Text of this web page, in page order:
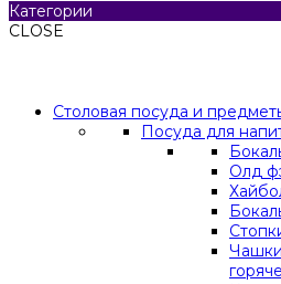
Категории
CLOSE
Столовая посуда и
Посуда для
Олд